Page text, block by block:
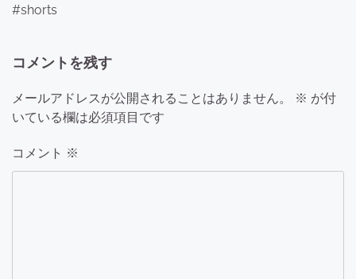
ゲ
シ
ョ
ン
#shorts
コメントを残す
メールアドレスが公開されることはありません。 ※ が付
いている欄は必須項目です
コメント ※